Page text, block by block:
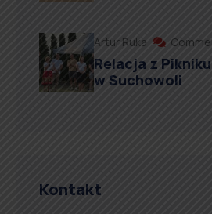
Artur Ruka
Relacja z
w Suchowoli
Kontakt